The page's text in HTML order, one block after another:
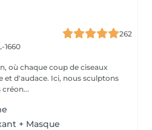
262
1660
où chaque coup de ciseaux
et d'audace. Ici, nous sculptons
créon...
+ Masque